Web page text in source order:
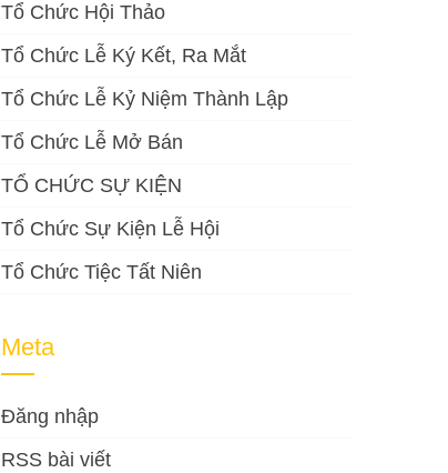
Tổ Chức Hội Thảo
Tổ Chức Lễ Ký Kết, Ra Mắt
Tổ Chức Lễ Kỷ Niệm Thành Lập
Tổ Chức Lễ Mở Bán
TỔ CHỨC SỰ KIỆN
Tổ Chức Sự Kiện Lễ Hội
Tổ Chức Tiệc Tất Niên
Meta
Đăng nhập
RSS bài viết